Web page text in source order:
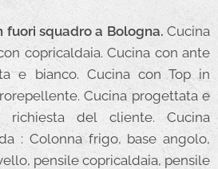
fuori squadro a Bologna. Cucina
copricaldaia. Cucina con ante
e bianco. Cucina con Top in
Cucina progettata e
del cliente. Cucina
: Colonna frigo, base angolo,
pensile copricaldaia, pensile